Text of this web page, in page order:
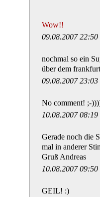
Wow!!
09.08.2007 22:50 ,
nochmal so ein
über dem
09.08.2007 23:03 ,
No comment! ;-
10.08.2007 08:19 ,
Gerade noch die
mal in anderer
Gruß Andreas
10.08.2007 09:50 ,
GEIL! :)